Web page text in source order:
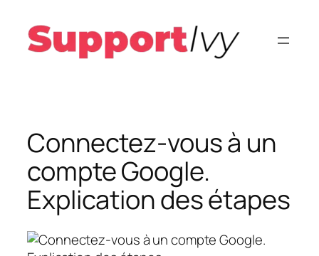
contenu
Connectez-vous à un
compte Google.
Explication des étapes